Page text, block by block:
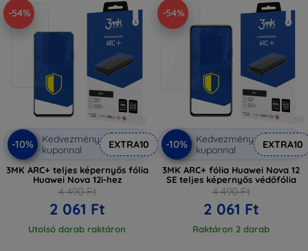
-54%
-10%
Kedvezmény
kuponnal
EXTRA10
3MK ARC+ teljes képernyős fólia
Huawei Nova 12i-hez
4 490 Ft
2 061 Ft
Utolsó darab raktáron
-54%
-10%
Kedvezmény
kuponnal
EXTRA10
3MK ARC+ fólia Huawei Nova 12
SE teljes képernyős védőfólia
4 490 Ft
2 061 Ft
Raktáron 2 darab